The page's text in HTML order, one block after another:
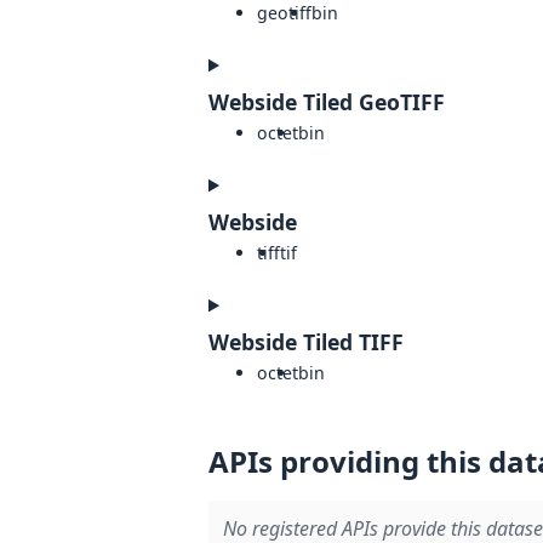
geotiffbin
Webside Tiled GeoTIFF
octetbin
Webside
tifftif
Webside Tiled TIFF
octetbin
APIs providing this
No registered APIs provide this